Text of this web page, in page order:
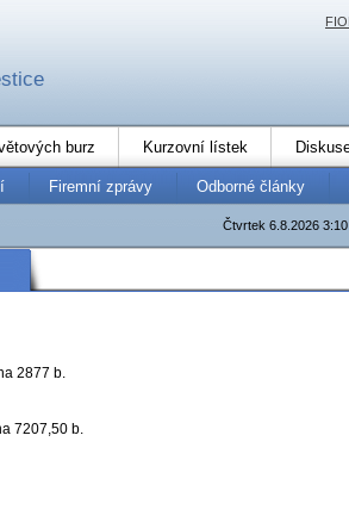
burz Kurzovní lístek
Firemní zprávy Odborné články
Čtvrtek 6.8.2026 3:10
2877 b.
7207,50 b.